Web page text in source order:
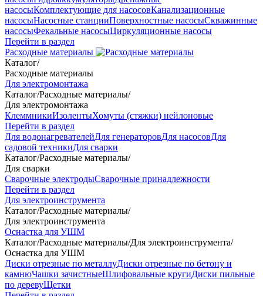
насосыКомплектующие для насосовКанализационные
насосыНасосные станцииПоверхностные насосыСкважинные
насосыФекальные насосыЦиркуляционные насосы
Перейти в раздел
Расходные материалы
Каталог/
Расходные материалы
Для электромонтажа
Каталог/Расходные материалы/
Для электромонтажа
КлеммникиИзолентыХомуты (стяжки) нейлоновые
Перейти в раздел
Для водонагревателейДля генераторовДля насосовДля
садовой техникиДля сварки
Каталог/Расходные материалы/
Для сварки
Сварочные электродыСварочные принадлежности
Перейти в раздел
Для электроинструмента
Каталог/Расходные материалы/
Для электроинструмента
Оснастка для УШМ
Каталог/Расходные материалы/Для электроинструмента/
Оснастка для УШМ
Диски отрезные по металлуДиски отрезные по бетону и
камнюЧашки зачистныеШлифовальные кругиДиски пильные
по деревуЩетки